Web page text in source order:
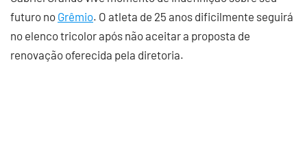
futuro no Grêmio. O atleta de 25 anos dificilmente seguirá
no elenco tricolor após não aceitar a proposta de
renovação oferecida pela diretoria.